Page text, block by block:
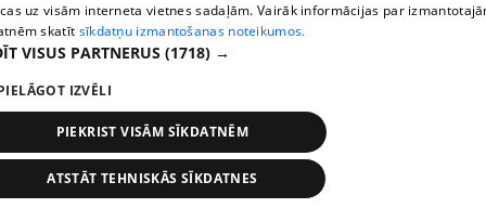
pirms 2 nedēļām, 5 dienām
uz visām interneta vietnes sadaļām. Vairāk informācijas par
skatīt sīkdatņu izmantošanas noteikumos.
VISUS PARTNERUS (1718) →
IZVĒLI
PIEKRIST VISĀM SĪKDATNĒM
ATSTĀT TEHNISKĀS SĪKDATNES